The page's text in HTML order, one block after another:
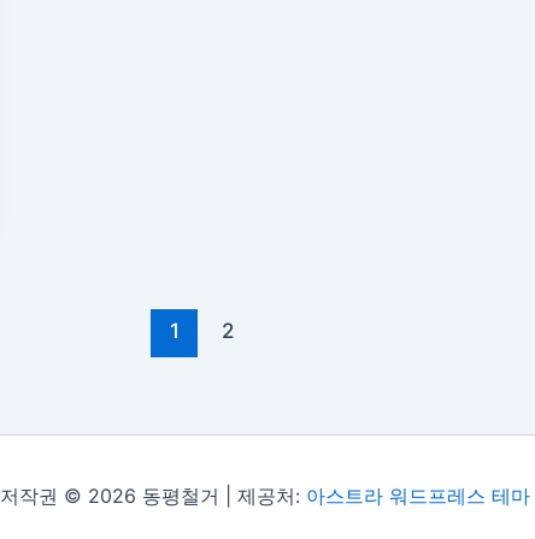
1 2
저작권 © 2026 동평철거 | 제공처: 아스트라 워드프레스 테마